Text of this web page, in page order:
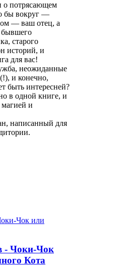
о потрясающем
бы вокруг —
— ваш отец, а
бывшего
старого
историй, и
для вас!
неожиданные
и конечно,
быть интересней?
в одной книге, и
магией и
написанный для
- Чоки-Чок
Кота